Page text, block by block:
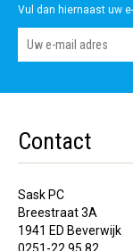
Vul dan hiernaast uw
Contact
Sask PC
Breestraat 3A
1941 ED Beverwijk